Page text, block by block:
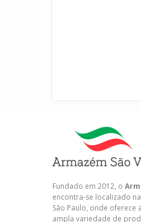
Fundado em 2012, o
encontra-se localizado
São Paulo, onde oferece
ampla variedade de